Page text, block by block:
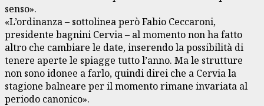
senso».
«L’ordinanza – sottolinea però Fabio Ceccaroni,
presidente bagnini Cervia – al momento non ha fatto
altro che cambiare le date, inserendo la possibilità di
tenere aperte le spiagge tutto l’anno. Ma le strutture
non sono idonee a farlo, quindi direi che a Cervia la
stagione balneare per il momento rimane invariata al
periodo canonico».